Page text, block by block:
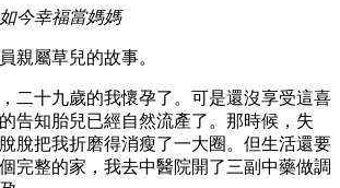
今幸福當媽媽
親屬草兒的故事。
二十九歲的我懷孕了。可是還沒享受這喜
告知胎兒已經自然流產了。那時候，失
脫把我折磨得消瘦了一大圈。但生活還要
完整的家，我去中醫院開了三副中藥做調